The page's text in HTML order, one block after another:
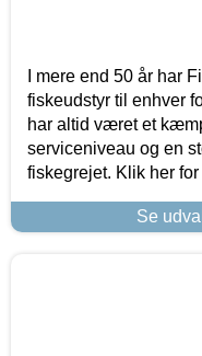
I mere end 50 år har
fiskeudstyr til enhver
har altid været et
serviceniveau og en
fiskegrejet. Klik her
Se